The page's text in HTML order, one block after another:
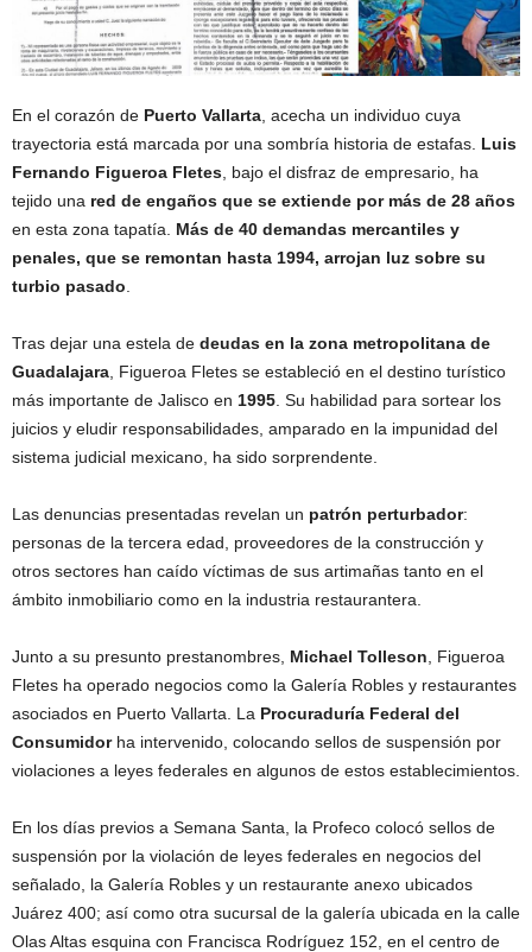
En el corazón de Puerto Vallarta , acecha un individuo cuya
trayectoria está marcada por una sombría historia de estafas. Luis
Fernando Figueroa Fletes , bajo el disfraz de empresario, ha
tejido una red de engaños que se extiende por más de 28 años
en esta zona tapatía. Más de 40 demandas mercantiles y
penales, que se remontan hasta 1994, arrojan luz sobre su
turbio pasado
Tras dejar una estela de deudas en la zona metropolitana de
Guadalajara , Figueroa Fletes se estableció en el destino turístico
más importante de Jalisco en 1995 . Su habilidad para sortear los
juicios y eludir responsabilidades, amparado en la impunidad del
sistema judicial mexicano, ha sido sorprendente.
Las denuncias presentadas revelan un patrón perturbador:
personas de la tercera edad, proveedores de la construcción y
otros sectores han caído víctimas de sus artimañas tanto en el
ámbito inmobiliario como en la industria restaurantera.
Junto a su presunto prestanombres, Michael Tolleson , Figueroa
Fletes ha operado negocios como la Galería Robles y restaurantes
asociados en Puerto Vallarta. La Procuraduría Federal del
Consumidorha intervenido, colocando sellos de suspensión por
violaciones a leyes federales en algunos de estos establecimientos.
En los días previos a Semana Santa, la Profeco colocó sellos de
suspensión por la violación de leyes federales en negocios del
señalado, la Galería Robles y un restaurante anexo ubicados
Juárez 400; así como otra sucursal de la galería ubicada en la calle
Olas Altas esquina con Francisca Rodríguez 152, en el centro de